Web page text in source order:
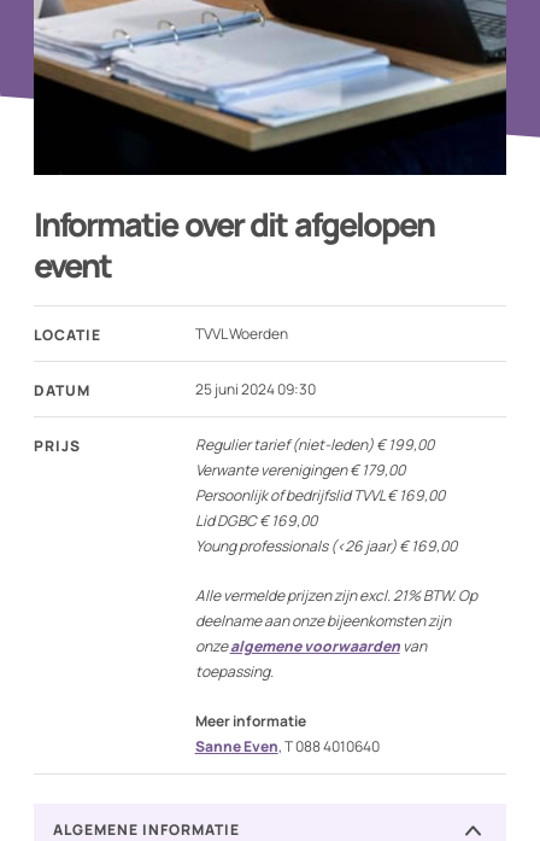
Informatie over dit afgelopen
event
LOCATIE TVVL Woerden
DATUM 25 juni 2024 09:30
PRIJS
Regulier tarief (niet-leden) € 199,00
Verwante verenigingen € 179,00
Persoonlijk of bedrijfslid TVVL € 169,00
Lid DGBC € 169,00
Young professionals (<26 jaar) € 169,00
Alle vermelde prijzen zijn excl. 21% BTW. Op
deelname aan onze bijeenkomsten zijn
onzealgemene voorwaardenvan
toepassing.
Meer informatie
Sanne Even, T 088 4010640
ALGEMENE INFORMATIE